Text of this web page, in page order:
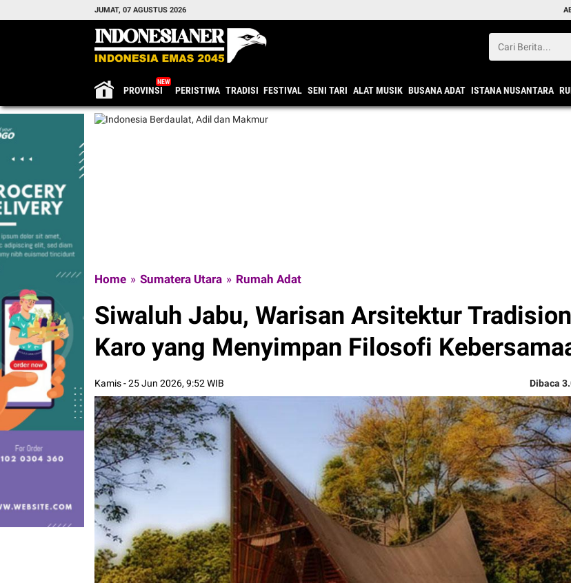
JUMAT, 07 AGUSTUS 2026
PROVINSI PERISTIWA TRADISI FESTIVAL SENI TARI ALAT MUSIK BUSANA ADAT ISTANA NUSANTARA
Home » Sumatera Utara » Rumah Adat
Siwaluh Jabu, Warisan Arsitektur
Karo yang Menyimpan Filosofi
Kamis - 25 Jun 2026, 9:52 WIB Dibaca